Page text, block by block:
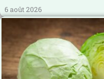
6 août 2026